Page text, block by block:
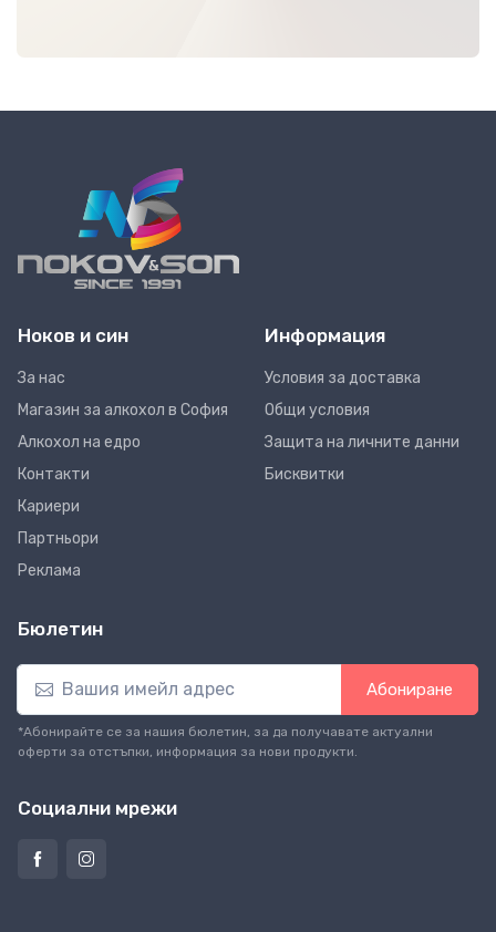
Ноков и син
За нас
Магазин за алкохол в София
Алкохол на едро
Контакти
Кариери
Партньори
Реклама
Информация
Условия за доставка
Общи условия
Защита на личните данни
Бисквитки
Бюлетин
Абониране
*Абонирайте се за нашия бюлетин, за да получавате актуални
оферти за отстъпки, информация за нови продукти.
Социални мрежи